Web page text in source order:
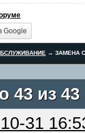
→ЗАМЕНА
43 из 43
31